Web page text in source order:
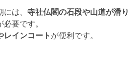
は、 寺社仏閣の石段や山道が滑り
要です。
レインコートが便利です。